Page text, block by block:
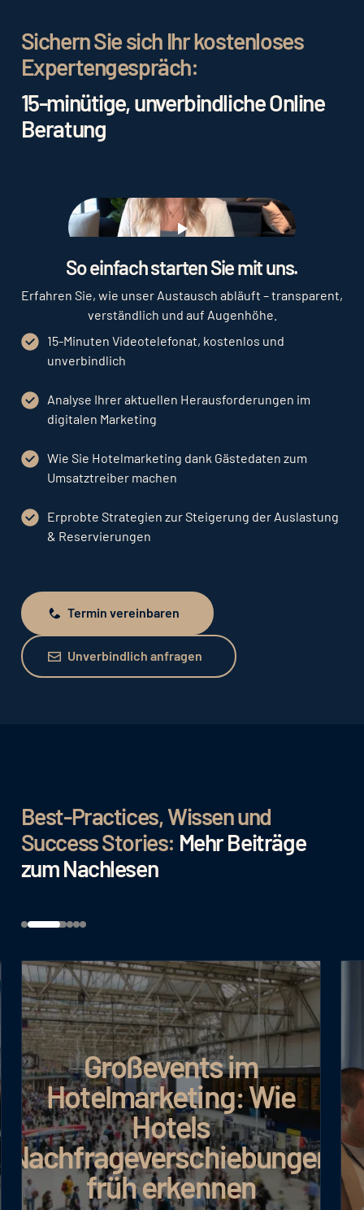
ist die Nutzung von
bestimmte Suchbegriffe zu werben. AuchSocial
Media Marketingkann eine effektive Strategie
und direkt mit potenziellen Gästen zu
interagieren.
Sichern Sie sich Ihr kostenloses
Expertengespräch:
15-minütige, unverbindliche Online
Beratung
Play
So einfach starten Sie mit uns.
Erfahren Sie, wie unser Austausch abläuft – transparent,
verständlich und auf Augenhöhe.
15-Minuten Videotelefonat, kostenlos und
unverbindlich
Analyse Ihrer aktuellen Herausforderungen im
digitalen Marketing
Wie Sie Hotelmarketing dank Gästedaten zum
Umsatztreiber machen
Erprobte Strategien zur Steigerung der Auslastung
& Reservierungen
Termin vereinbaren
Termin vereinbaren
Unverbindlich anfragen
Unverbindlich anfragen
Best-Practices, Wissen und
Success Stories: Mehr Beiträge
zum Nachlesen
Großevents im
Hotelmarketing: Wie
Hotels
Nachfrageverschiebungen
früh erkennen